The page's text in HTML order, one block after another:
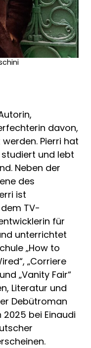
davon,
Pierri hat
und lebt
Neben der
des
ist
TV-
für
unterrichtet
„How to
„Corriere
„Vanity Fair“
Literatur und
Debütroman
bei Einaudi